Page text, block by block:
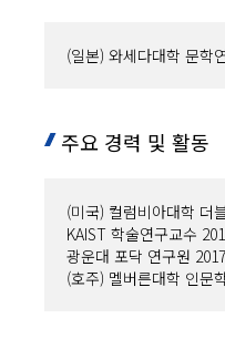
(일본) 와세다대학 문학
주요 경력 및 활동
(미국) 컬럼비아대학 더
KAIST 학술연구교수
광운대 포닥 연구원
(호주) 멜버른대학 인문